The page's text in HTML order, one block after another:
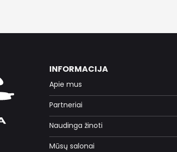
INFORMACIJA
Apie mus
Partneriai
Naudinga žinoti
Mūsų salonai